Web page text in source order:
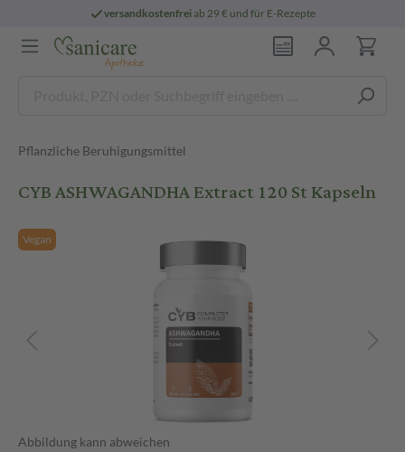
versandkostenfreiab 29 € und für E-Rezepte
Pflanzliche Beruhigungsmittel
CYB ASHWAGANDHA Extract 120 St Kapseln
Vegan
Abbildung kann abweichen